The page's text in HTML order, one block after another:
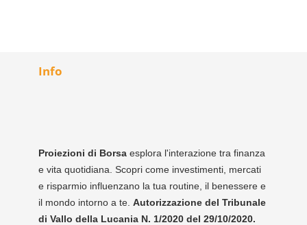
Info
Proiezioni di Borsa esplora l'interazione tra finanza
e vita quotidiana. Scopri come investimenti, mercati
e risparmio influenzano la tua routine, il benessere e
il mondo intorno a te. Autorizzazione del Tribunale
di Vallo della Lucania N. 1/2020 del 29/10/2020.